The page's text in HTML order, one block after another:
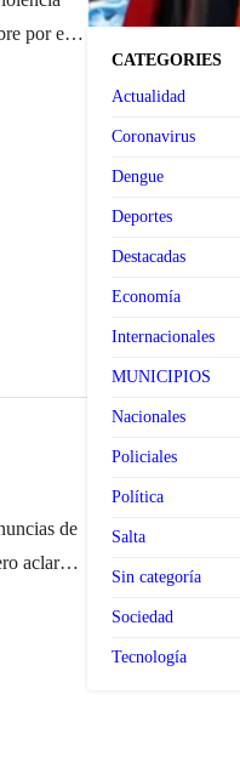
por el
de
aclaró:
de
CATEGORIES
Actualidad
Coronavirus
Dengue
Deportes
Destacadas
Economía
Internacionales
MUNICIPIOS
Nacionales
Policiales
Política
Salta
Sin categoría
Sociedad
Tecnología